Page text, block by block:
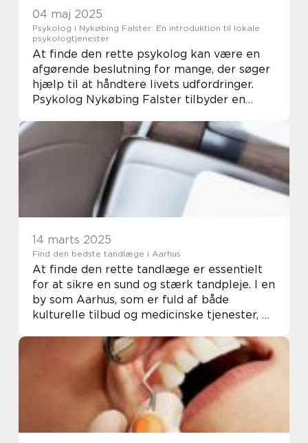
04 maj 2025
Psykolog i Nykøbing Falster: En introduktion til lokale
psykologtjenester
At finde den rette psykolog kan være en
afgørende beslutning for mange, der søger
hjælp til at håndtere livets udfordringer.
Psykolog Nykøbing Falster tilbyder en
14 marts 2025
Find den bedste tandlæge i Aarhus
At finde den rette tandlæge er essentielt
for at sikre en sund og stærk tandpleje. I en
by som Aarhus, som er fuld af både
kulturelle tilbud og medicinske tjenester, er
tandlægepraksis, der pas...